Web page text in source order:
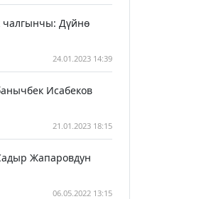
Дүйнө
24.01.2023 14:39
Исабеков
21.01.2023 18:15
Жапаровдун
06.05.2022 13:15